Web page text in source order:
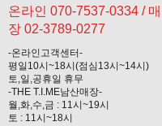
온라인 070-7537-0334 / 매
장 02-3789-0277
-온라인고객센터-
평일10시~18시(점심13시~14시)
토,일,공휴일 휴무
-THE T.I.ME남산매장-
월,화,수,금 : 11시~19시
토 : 11시~18시